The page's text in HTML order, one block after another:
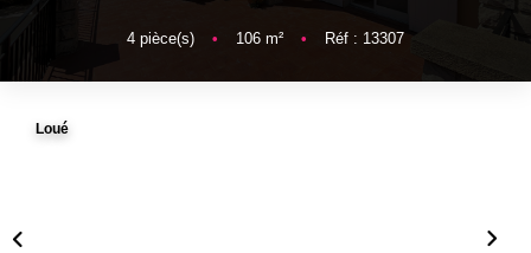
NOS SERVICES
4 pièce(s) • 106 m² • Réf : 13307
Loué